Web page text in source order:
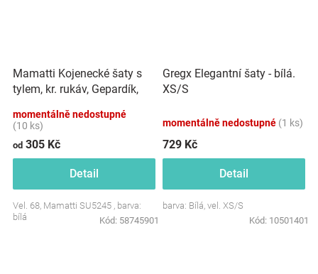
Mamatti Kojenecké šaty s
tylem, kr. rukáv, Gepardík,
momentálně nedostupné
(10 ks)
od 305 Kč
Detail
Vel. 68, Mamatti SU5245 , barva:
bílá
Kód: 58745901
Gregx Elegantní šaty - bílá.
XS/S
momentálně nedostupné (1 ks)
729 Kč
Detail
barva: Bílá, vel. XS/S
Kód: 10501401